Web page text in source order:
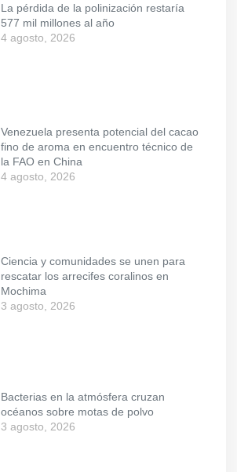
La pérdida de la polinización restaría
577 mil millones al año
4 agosto, 2026
Venezuela presenta potencial del cacao
fino de aroma en encuentro técnico de
la FAO en China
4 agosto, 2026
Ciencia y comunidades se unen para
rescatar los arrecifes coralinos en
Mochima
3 agosto, 2026
Bacterias en la atmósfera cruzan
océanos sobre motas de polvo
3 agosto, 2026